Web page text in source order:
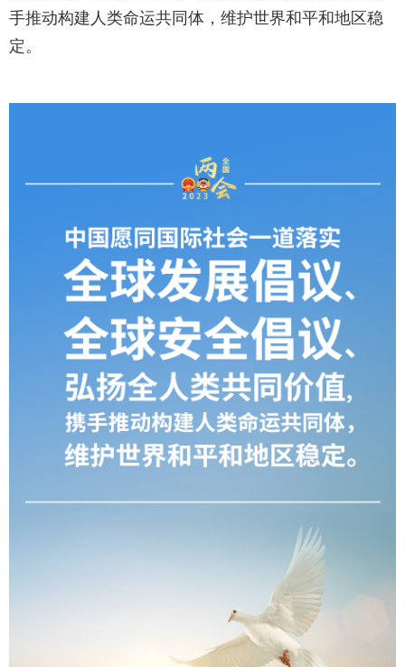
手推动构建人类命运共同体，维护世界和平和地区稳
定。